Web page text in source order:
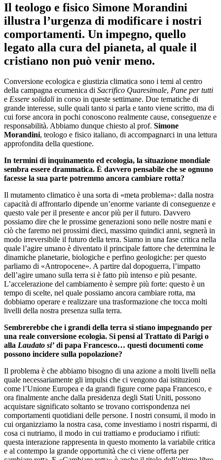
Il teologo e fisico Simone Morandini
illustra l’urgenza di modificare i nostri
comportamenti. Un impegno, quello
legato alla cura del pianeta, al quale il
cristiano non può venir meno.
Conversione ecologica e giustizia climatica sono i temi al centro
della campagna ecumenica di Sacrifico Quaresimale, Pane per tutti
e Essere solidali in corso in queste settimane. Due tematiche di
grande interesse, sulle quali tanto si parla e tanto viene scritto, ma di
cui forse ancora in pochi conoscono realmente cause, conseguenze e
responsabilità. Abbiamo dunque chiesto al prof. Simone
Morandini, teologo e fisico italiano, di accompagnarci in una lettura
approfondita della questione.
In termini di inquinamento ed ecologia, la situazione mondiale
sembra essere drammatica. È davvero pensabile che se ognuno
facesse la sua parte potremmo ancora cambiare rotta?
Il mutamento climatico è una sorta di «meta problema»: dalla nostra
capacità di affrontarlo dipende un’enorme variante di conseguenze e
questo vale per il presente e ancor più per il futuro. Davvero
possiamo dire che le prossime generazioni sono nelle nostre mani e
ciò che faremo nei prossimi dieci, massimo quindici anni, segnerà in
modo irreversibile il futuro della terra. Siamo in una fase critica nella
quale l’agire umano è diventato il principale fattore che determina le
dinamiche planetarie, biologiche e perfino geologiche: per questo
parliamo di «Antropocene». A partire dal dopoguerra, l’impatto
dell’agire umano sulla terra si è fatto più intenso e più pesante.
L’accelerazione del cambiamento è sempre più forte: questo è un
tempo di scelte, nel quale possiamo ancora cambiare rotta, ma
dobbiamo operare e realizzare una trasformazione che tocca molti
livelli della nostra presenza sulla terra.
Sembrerebbe che i grandi della terra si stiano impegnando per
una reale conversione ecologia. Si pensi al Trattato di Parigi o
alla Laudato si’ di papa Francesco… questi documenti come
possono incidere sulla popolazione?
Il problema è che abbiamo bisogno di una azione a molti livelli nella
quale necessariamente gli impulsi che ci vengono dai istituzioni
come l’Unione Europea e da grandi figure come papa Francesco, e
ora finalmente anche dalla presidenza degli Stati Uniti, possono
acquistare significato soltanto se trovano corrispondenza nei
comportamenti quotidiani delle persone. I nostri consumi, il modo in
cui organizziamo la nostra casa, come investiamo i nostri risparmi, di
cosa ci nutriamo, il modo in cui trattiamo e produciamo i rifiuti:
questa interazione rappresenta in questo momento la variabile critica
e al contempo la grande opportunità che ci viene offerta per